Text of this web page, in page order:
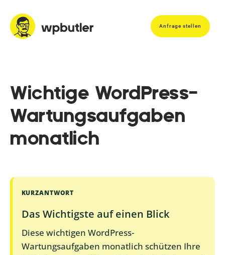
Anfrage stellen
Wichtige WordPress-
Wartungsaufgaben
monatlich
KURZANTWORT
Das Wichtigste auf einen Blick
Diese wichtigen WordPress-
Wartungsaufgaben monatlich schützen Ihre